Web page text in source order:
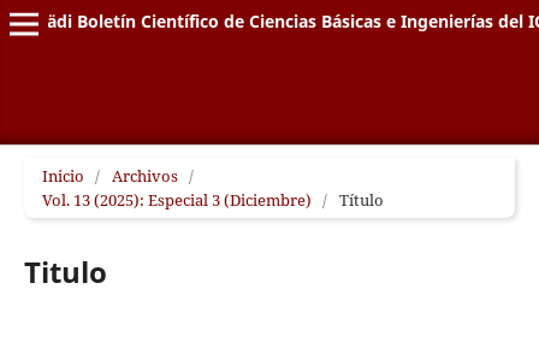
Pädi Boletín Científico de Ciencias Básicas e Ingenierías del
Inicio / Archivos /
Vol. 13 (2025): Especial 3 (Diciembre) / Título
Titulo